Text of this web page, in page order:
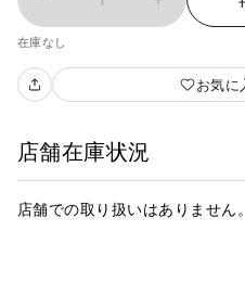
在庫なし
お気に
店舗在庫状況
店舗での取り扱いはありません。